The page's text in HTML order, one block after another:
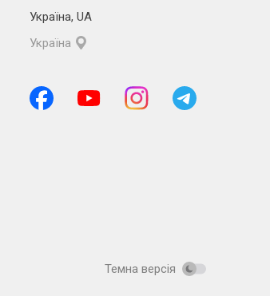
Україна, UA
Україна
Темна версія